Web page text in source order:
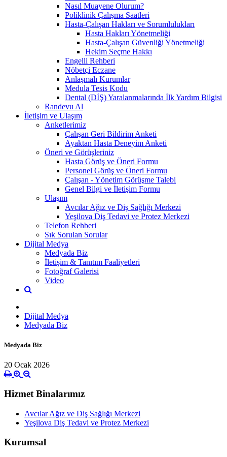
Nasıl Muayene Olurum?
Poliklinik Çalışma Saatleri
Hasta-Çalışan Hakları ve Sorumlulukları
Hasta Hakları Yönetmeliği
Hasta-Çalışan Güvenliği Yönetmeliği
Hekim Seçme Hakkı
Engelli Rehberi
Nöbetçi Eczane
Anlaşmalı Kurumlar
Medula Tesis Kodu
Dental (DİŞ) Yaralanmalarında İlk Yardım Bilgisi
Randevu Al
İletişim ve Ulaşım
Anketlerimiz
Çalışan Geri Bildirim Anketi
Ayaktan Hasta Deneyim Anketi
Öneri ve Görüşleriniz
Hasta Görüş ve Öneri Formu
Personel Görüş ve Öneri Formu
Çalışan - Yönetim Görüşme Talebi
Genel Bilgi ve İletişim Formu
Ulaşım
Avcılar Ağız ve Diş Sağlığı Merkezi
Yeşilova Diş Tedavi ve Protez Merkezi
Telefon Rehberi
Sık Sorulan Sorular
Dijital Medya
Medyada Biz
İletişim & Tanıtım Faaliyetleri
Fotoğraf Galerisi
Video
Dijital Medya
Medyada Biz
Medyada Biz
20 Ocak 2026
Hizmet Binalarımız
Avcılar Ağız ve Diş Sağlığı Merkezi
Yeşilova Diş Tedavi ve Protez Merkezi
Kurumsal